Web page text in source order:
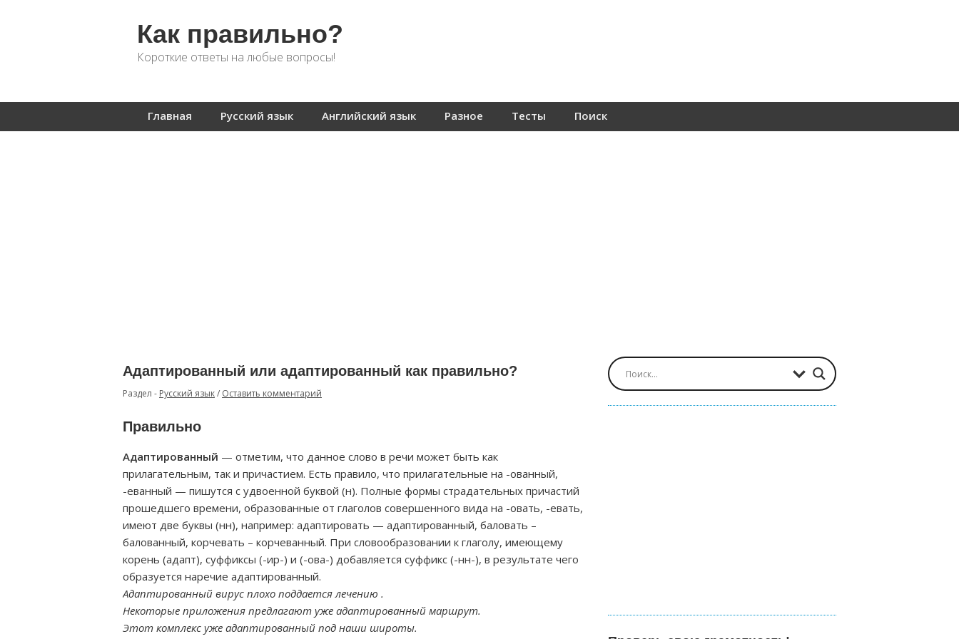
Как правильно?
Короткие ответы на любые вопросы!
Главная Русский язык Английский язык Разное Тесты Поиск
Адаптированный или адаптированный как правильно?
Раздел - Русский язык/ Оставить комментарий
Правильно
Адаптированный — отметим, что данное слово в речи может быть как
прилагательным, так и причастием. Есть правило, что прилагательные на -ованный,
-еванный — пишутся с удвоенной буквой (н). Полные формы страдательных причастий
прошедшего времени, образованные от глаголов совершенного вида на -овать, -евать,
имеют две буквы (нн), например: адаптировать — адаптированный, баловать –
балованный, корчевать – корчеванный. При словообразовании к глаголу, имеющему
корень (адапт), суффиксы (-ир-) и (-ова-) добавляется суффикс (-нн-), в результате чего
образуется наречие адаптированный.
Адаптированный вирус плохо поддается лечению .
Некоторые приложения предлагают уже адаптированный маршрут.
Этот комплекс уже адаптированный под наши широты.